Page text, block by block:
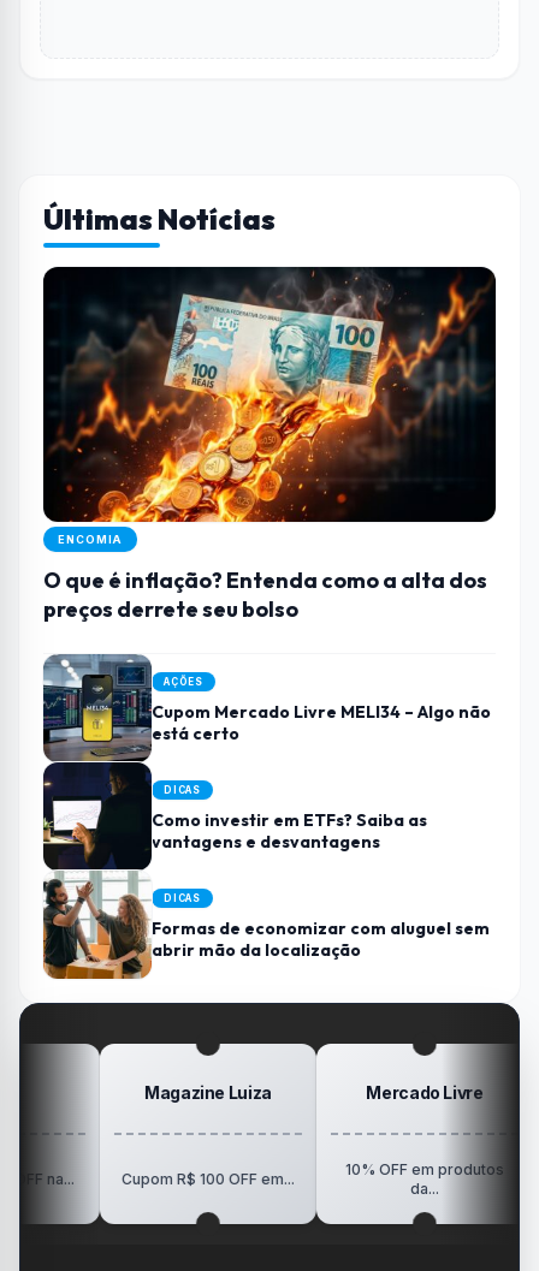
Últimas Notícias
ENCOMIA
O que é inflação? Entenda como a alta dos
preços derrete seu bolso
AÇÕES
Cupom Mercado Livre MELI34 – Algo não
está certo
DICAS
Como investir em ETFs? Saiba as
vantagens e desvantagens
DICAS
Formas de economizar com aluguel sem
abrir mão da localização
Magazine Luiza
Cupom R$ 100 OFF em...
Mercado Livre
10% OFF em produtos